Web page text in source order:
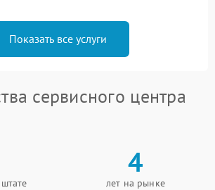
Показать все услуги
сервисного центра
4
лет на рынке